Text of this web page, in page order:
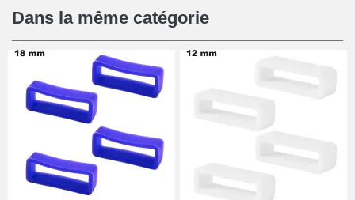
12,90 €
Pied à Coulisse Numérique
9,90 €
Pince à Poinçonner (pince trou)
57,42 €
Dans la même catégorie